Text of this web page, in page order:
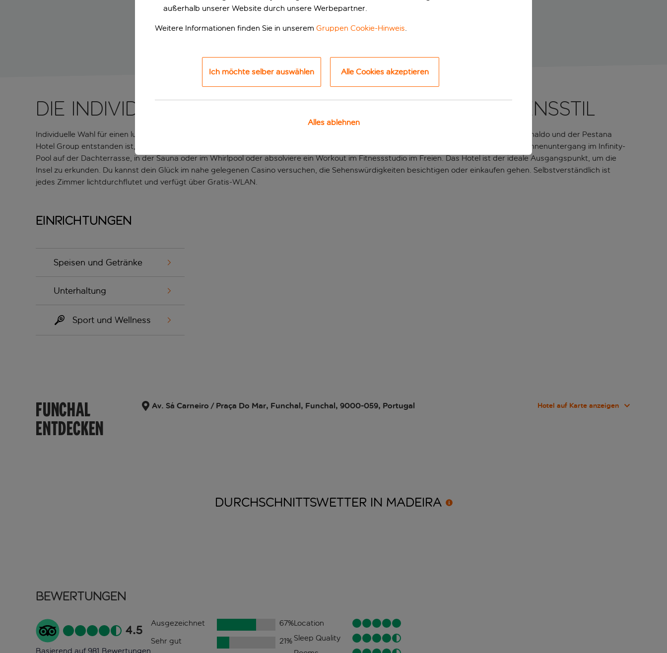
Die individuelle Wahl für einen luxuriösen Lebensstil
Individuelle Wahl für einen luxuriösen Lebensstil Dieses einzigartige Hotel in Funchal, das aus einer Zusammenarbeit zwischen Cristiano Ronaldo und der Pestana
Hotel Group entstanden ist, bietet modernes Design und Luxus in der Nähe des Yachthafens. Genieße den unglaublichen Blick auf den Sonnenuntergang im Infinity-
Pool auf der Dachterrasse, in der Sauna oder im Whirlpool oder absolviere ein Workout im Fitnessstudio im Freien. Das Hotel ist der ideale Ausgangspunkt, um die
Insel zu erkunden. Du kannst dein Glück im nahe gelegenen Casino versuchen, die Sehenswürdigkeiten besichtigen oder einkaufen gehen. Selbstverständlich ist
jedes Zimmer lichtdurchflutet und verfügt über Gratis-WLAN.
Einrichtungen
Speisen und Getränke
Unterhaltung
Sport und Wellness
FUNCHAL
ENTDECKEN
Av. Sá Carneiro / Praça Do Mar, Funchal, Funchal, 9000-059, Portugal Hotel auf Karte anzeigen
DURCHSCHNITTSWETTER IN MADEIRA
Bewertungen
4.5
Basierend auf 981 Bewertungen
Ausgezeichnet 67%
Sehr gut
21%
Location
Sleep Quality
außerhalb unserer Website durch unsere Werbepartner.
Weitere Informationen finden Sie in unserem Gruppen Cookie-Hinweis.
Ich möchte selber auswählen Alle Cookies akzeptieren
Alles ablehnen